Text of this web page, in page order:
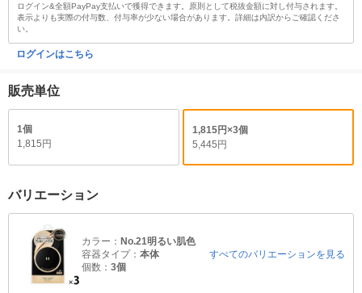
ログイン&全額PayPay支払いで獲得できます。原則として税抜金額に対し付与されます。
表示よりも実際の付与数、付与率が少ない場合があります。詳細は内訳からご確認くださ
い。
ログインはこちら
販売単位
1個
1,815円
1,815円×3個
5,445円
バリエーション
カラー： No.21明るい肌色
容器タイプ： 本体
個数： 3個
すべてのバリエーションを見る